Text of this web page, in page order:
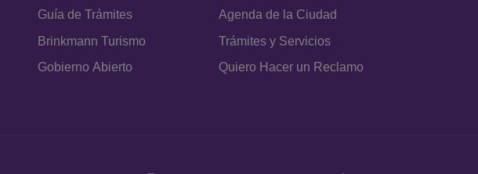
Guía de Trámites
Brinkmann Turismo
Gobierno Abierto
Agenda de la Ciudad
Trámites y Servicios
Quiero Hacer un Reclamo